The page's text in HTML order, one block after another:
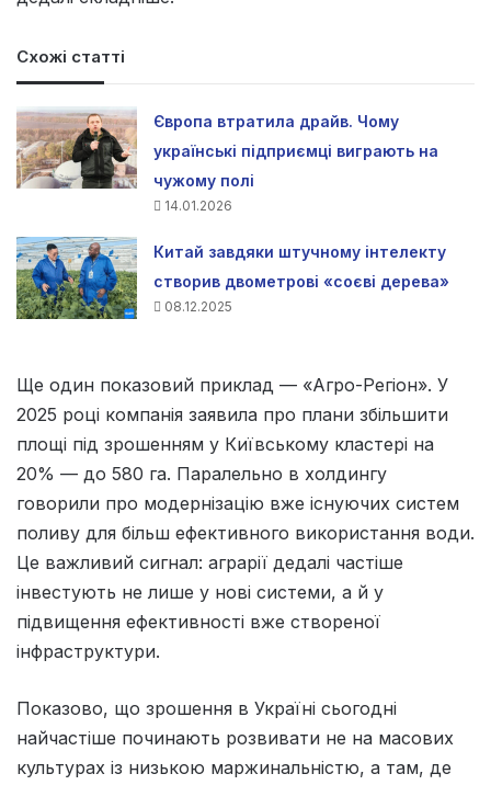
Схожі статті
Європа втратила драйв. Чому
українські підприємці виграють на
чужому полі
14.01.2026
Китай завдяки штучному інтелекту
створив двометрові «соєві дерева»
08.12.2025
Ще один показовий приклад — «Агро-Регіон». У
2025 році компанія заявила про плани збільшити
площі під зрошенням у Київському кластері на
20% — до 580 га. Паралельно в холдингу
говорили про модернізацію вже існуючих систем
поливу для більш ефективного використання води.
Це важливий сигнал: аграрії дедалі частіше
інвестують не лише у нові системи, а й у
підвищення ефективності вже створеної
інфраструктури.
Показово, що зрошення в Україні сьогодні
найчастіше починають розвивати не на масових
культурах із низькою маржинальністю, а там, де